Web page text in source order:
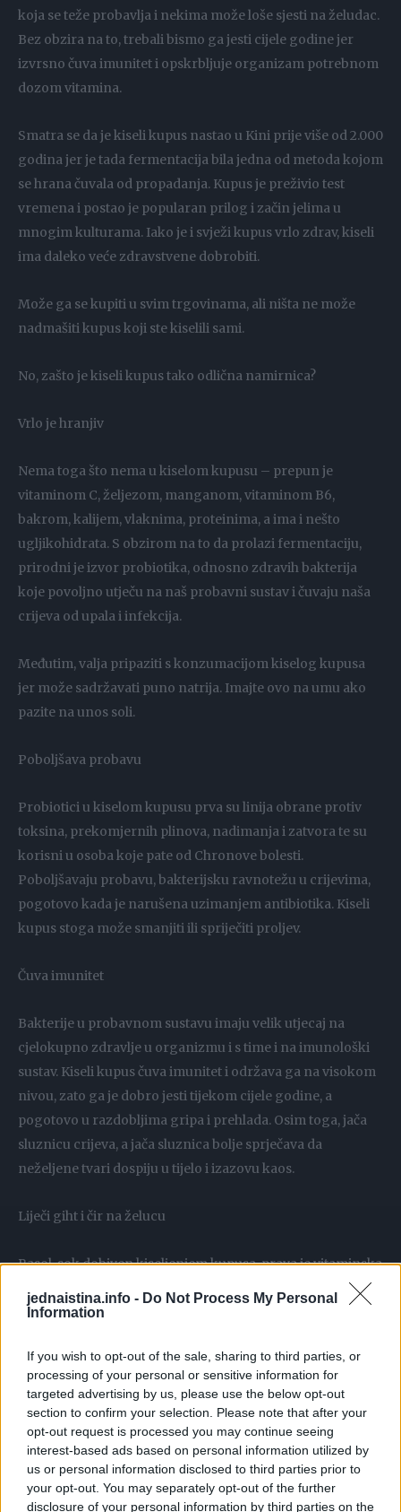
jednaistina.info - Do Not Process My Personal
Information
If you wish to opt-out of the sale, sharing to third parties, or
processing of your personal or sensitive information for
targeted advertising by us, please use the below opt-out
section to confirm your selection. Please note that after your
opt-out request is processed you may continue seeing
interest-based ads based on personal information utilized by
us or personal information disclosed to third parties prior to
your opt-out. You may separately opt-out of the further
disclosure of your personal information by third parties on the
koja se teže probavlja i nekima može loše sjesti na želudac.
Bez obzira na to, trebali bismo ga jesti cijele godine jer
izvrsno čuva imunitet i opskrbljuje organizam potrebnom
dozom vitamina.
Smatra se da je kiseli kupus nastao u Kini prije više od 2.000
godina jer je tada fermentacija bila jedna od metoda kojom
se hrana čuvala od propadanja. Kupus je preživio test
vremena i postao je popularan prilog i začin jelima u
mnogim kulturama. Iako je i svježi kupus vrlo zdrav, kiseli
ima daleko veće zdravstvene dobrobiti.
Može ga se kupiti u svim trgovinama, ali ništa ne može
nadmašiti kupus koji ste kiselili sami.
No, zašto je kiseli kupus tako odlična namirnica?
Vrlo je hranjiv
Nema toga što nema u kiselom kupusu – prepun je
vitaminom C, željezom, manganom, vitaminom B6,
bakrom, kalijem, vlaknima, proteinima, a ima i nešto
ugljikohidrata. S obzirom na to da prolazi fermentaciju,
prirodni je izvor probiotika, odnosno zdravih bakterija
koje povoljno utječu na naš probavni sustav i čuvaju naša
crijeva od upala i infekcija.
Međutim, valja pripaziti s konzumacijom kiselog kupusa
jer može sadržavati puno natrija. Imajte ovo na umu ako
pazite na unos soli.
Poboljšava probavu
Probiotici u kiselom kupusu prva su linija obrane protiv
toksina, prekomjernih plinova, nadimanja i zatvora te su
korisni u osoba koje pate od Chronove bolesti.
Poboljšavaju probavu, bakterijsku ravnotežu u crijevima,
pogotovo kada je narušena uzimanjem antibiotika. Kiseli
kupus stoga može smanjiti ili spriječiti proljev.
Čuva imunitet
Bakterije u probavnom sustavu imaju velik utjecaj na
cjelokupno zdravlje u organizmu i s time i na imunološki
sustav. Kiseli kupus čuva imunitet i održava ga na visokom
nivou, zato ga je dobro jesti tijekom cijele godine, a
pogotovo u razdobljima gripa i prehlada. Osim toga, jača
sluznicu crijeva, a jača sluznica bolje sprječava da
neželjene tvari dospiju u tijelo i izazovu kaos.
Liječi giht i čir na želucu
Rasol, sok dobiven kiseljenjem kupusa, prava je vitaminska
bomba koja može pomoći u liječenju gihta, astme, reume i
mnogih probavnih problema. Osim toga, od njega je koža
Pomaže u mršavljenju
100 grama kiselog kupusa ima samo 18,6 kalorija što ga
čini idealnom namirnicom za one koji žele smršavjeti.
Kiseli kupus bogat je vlaknima, a takva hrana nas duže drži
sitima, zbog čega kroz dan manje jedemo i tako unosimo